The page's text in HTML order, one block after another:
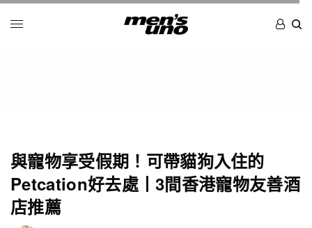
與寵物享受假期！可帶貓狗入住的
Petcation好去處丨3間香港寵物友善酒
店推薦